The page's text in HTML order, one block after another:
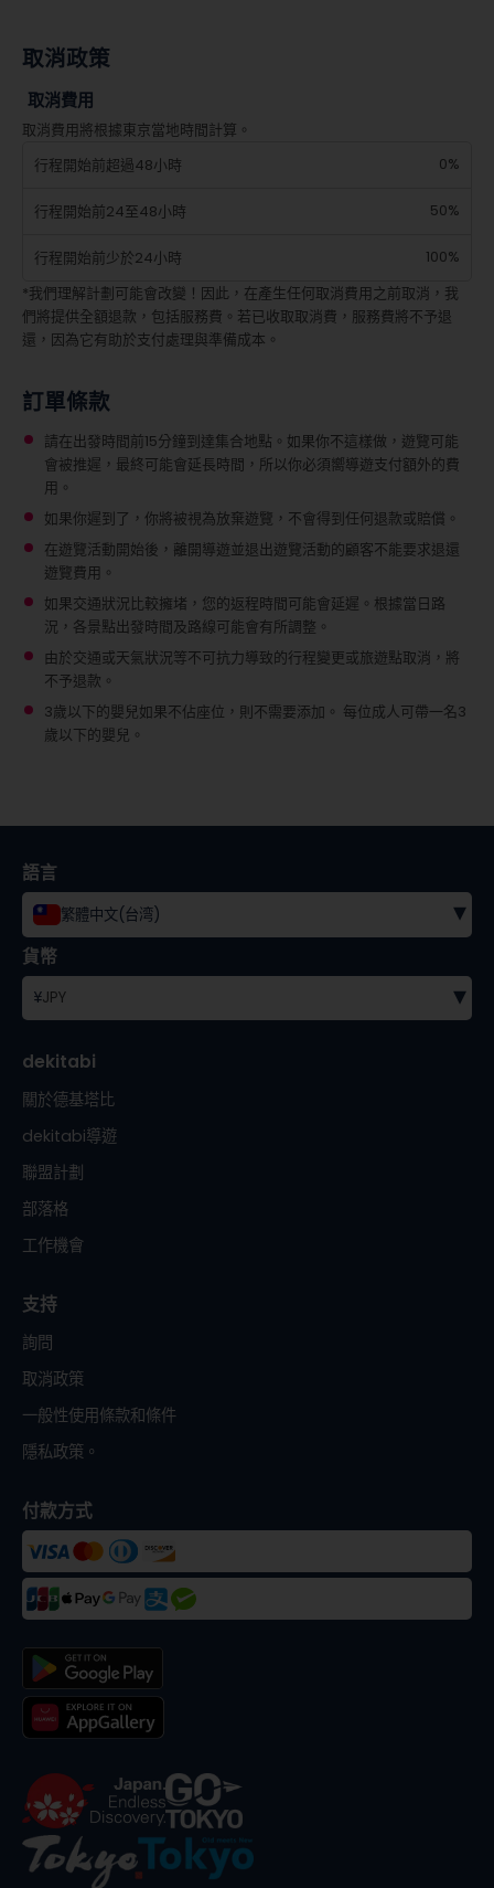
取消政策
取消費用
取消費用將根據東京當地時間計算。
行程開始前超過48小時
0%
行程開始前24至48小時 50%
行程開始前少於24小時
100%
*我們理解計劃可能會改變！因此，在產生任何取消費用之前取消，我
們將提供全額退款，包括服務費。若已收取取消費，服務費將不予退
還，因為它有助於支付處理與準備成本。
訂單條款
請在出發時間前15分鐘到達集合地點。如果你不這樣做，遊覽可能
會被推遲，最終可能會延長時間，所以你必須嚮導遊支付額外的費
用。
如果你遲到了，你將被視為放棄遊覽，不會得到任何退款或賠償。
在遊覽活動開始後，離開導遊並退出遊覽活動的顧客不能要求退還
遊覽費用。
如果交通狀況比較擁堵，您的返程時間可能會延遲。根據當日路
況，各景點出發時間及路線可能會有所調整。
由於交通或天氣狀況等不可抗力導致的行程變更或旅遊點取消，將
不予退款。
3歲以下的嬰兒如果不佔座位，則不需要添加。 每位成人可帶一名3
歲以下的嬰兒。
語言
繁體中文(台湾) ▾
貨幣
¥JPY ▾
dekitabi
關於德基塔比
dekitabi導遊
聯盟計劃
部落格
工作機會
支持
詢問
取消政策
一般性使用條款和條件
隱私政策。
付款方式